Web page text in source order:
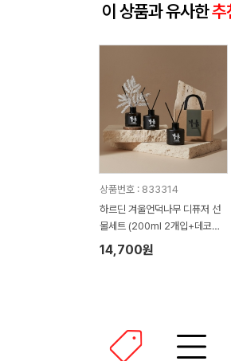
이 상품과 유사한추
상품번호 : 833314
하르딘 겨울언덕나무 디퓨저 선
물세트 (200ml 2개입+데코스
틱+우드트레이+리드스틱)
14,700원